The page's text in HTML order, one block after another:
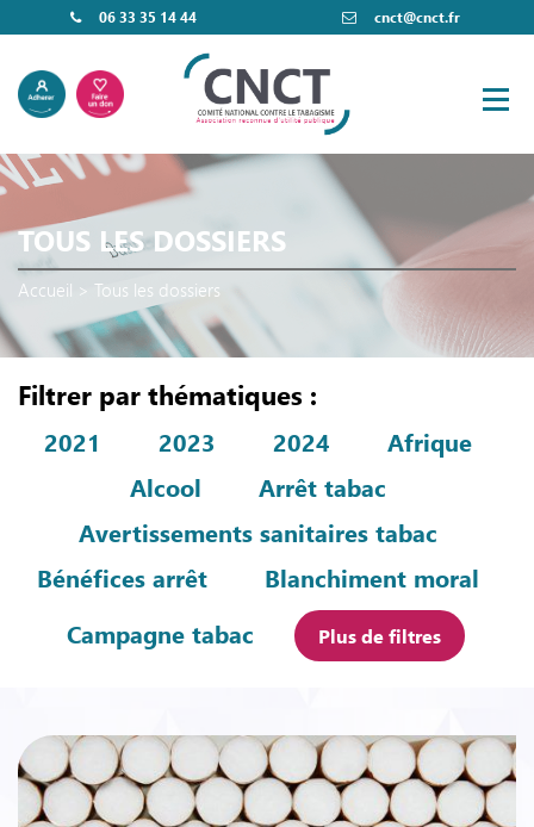
06 33 35 14 44 cnct@cnct.fr
TOUS LES DOSSIERS
Accueil > Tous les dossiers
Filtrer par thématiques :
2021 2023 2024
Afrique
Alcool
Arrêt tabac
Avertissements sanitaires tabac
Bénéfices arrêt
Blanchiment moral
Campagne tabac
Plus de filtres